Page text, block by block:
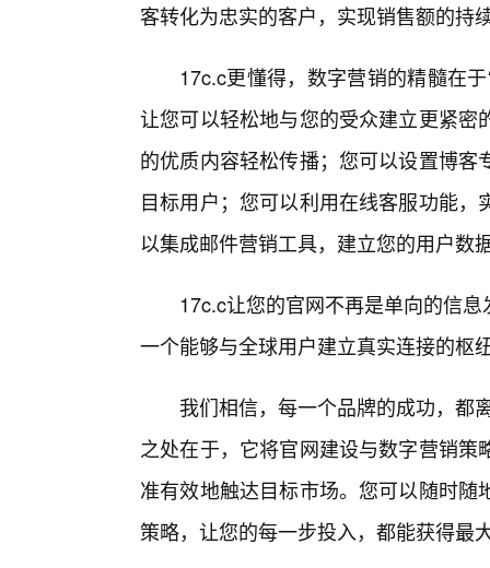
客转化为忠实的客户，实现销售额的持
17c.c更懂得，数字营销的精髓在
让您可以轻松地与您的受众建立更紧
的优质内容轻松传播；您可以设置博
目标用户；您可以利用在线客服功能
以集成邮件营销工具，建立您的用户数
17c.c让您的官网不再是单向的信
一个能够与全球用户建立真实连接的枢
我们相信，每一个品牌的成功，都
之处在于，它将官网建设与数字营销
准有效地触达目标市场。您可以随时
策略，让您的每一步投入，都能获得最